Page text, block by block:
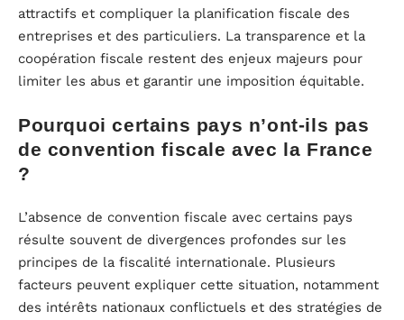
attractifs et compliquer la planification fiscale des
entreprises et des particuliers. La transparence et la
coopération fiscale restent des enjeux majeurs pour
limiter les abus et garantir une imposition équitable.
Pourquoi certains pays n’ont-ils pas
de convention fiscale avec la France
?
L’absence de convention fiscale avec certains pays
résulte souvent de divergences profondes sur les
principes de la fiscalité internationale. Plusieurs
facteurs peuvent expliquer cette situation, notamment
des intérêts nationaux conflictuels et des stratégies de